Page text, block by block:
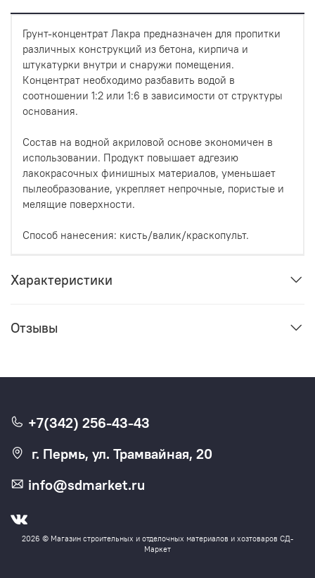
Грунт-концентрат Лакра предназначен для пропитки
различных конструкций из бетона, кирпича и
штукатурки внутри и снаружи помещения.
Концентрат необходимо разбавить водой в
соотношении 1:2 или 1:6 в зависимости от структуры
основания.
Состав на водной акриловой основе экономичен в
использовании. Продукт повышает адгезию
лакокрасочных финишных материалов, уменьшает
пылеобразование, укрепляет непрочные, пористые и
мелящие поверхности.
Способ нанесения: кисть/валик/краскопульт.
Характеристики
Отзывы
2026 © Магазин строительных и отделочных материалов и хозтоваров СД-
Маркет
+7(342) 256-43-43
г. Пермь, ул. Трамвайная, 20
info@sdmarket.ru